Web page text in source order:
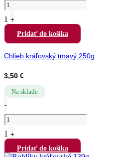
1 +
Pridať do košíka
Chlieb kráľovský tmavý 250g
3,50 €
Na sklade
-
1 +
Pridať do košíka